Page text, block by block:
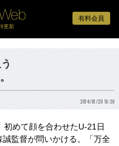
有料会員
更新
2014/01/20 16:30
めて顔を合わせたU-21日
監督が問いかける。「万全